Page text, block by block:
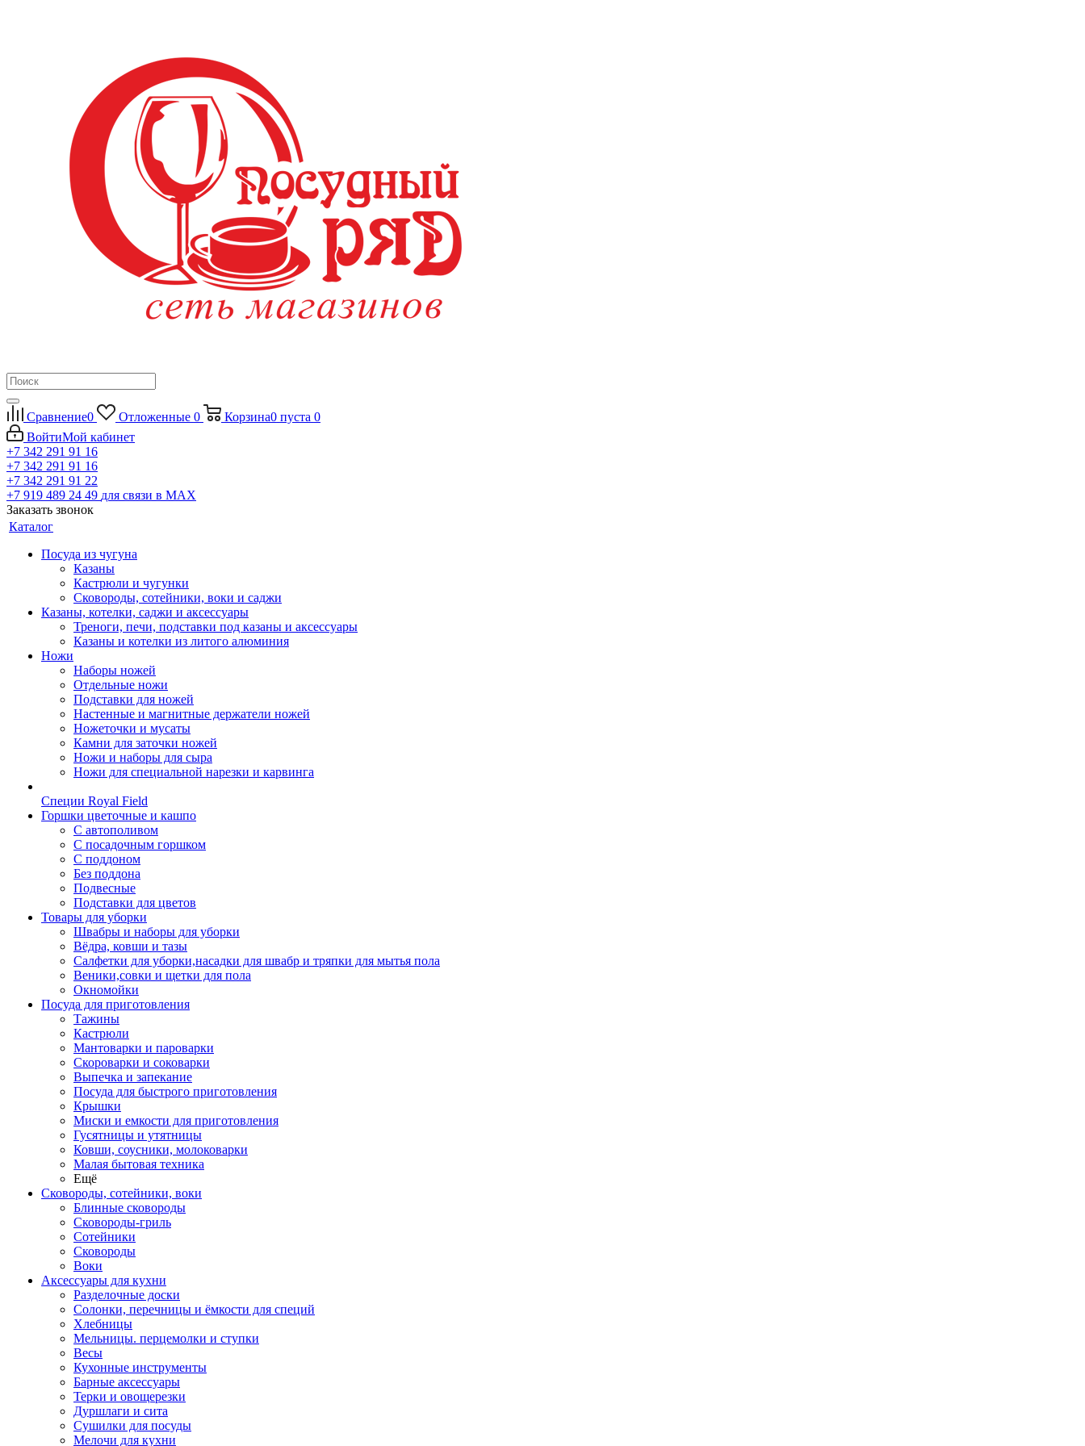
Сравнение0 Отложенные 0 Корзина0 пуста 0
ВойтиМой кабинет
+7 342 291 91 16
+7 342 291 91 16
+7 342 291 91 22
+7 919 489 24 49 для связи в МАХ
Заказать звонок
Каталог
Посуда из чугуна
Казаны
Кастрюли и чугунки
Сковороды, сотейники, воки и саджи
Казаны, котелки, саджи и аксессуары
Треноги, печи, подставки под казаны и аксессуары
Казаны и котелки из литого алюминия
Ножи
Наборы ножей
Отдельные ножи
Подставки для ножей
Настенные и магнитные держатели ножей
Ножеточки и мусаты
Камни для заточки ножей
Ножи и наборы для сыра
Ножи для специальной нарезки и карвинга
Специи Royal Field
Горшки цветочные и кашпо
С автополивом
С посадочным горшком
С поддоном
Без поддона
Подвесные
Подставки для цветов
Товары для уборки
Швабры и наборы для уборки
Вёдра, ковши и тазы
Салфетки для уборки,насадки для швабр и тряпки для мытья пола
Веники,совки и щетки для пола
Окномойки
Посуда для приготовления
Тажины
Кастрюли
Мантоварки и пароварки
Скороварки и соковарки
Выпечка и запекание
Посуда для быстрого приготовления
Крышки
Миски и емкости для приготовления
Гусятницы и утятницы
Ковши, соусники, молоковарки
Малая бытовая техника
Ещё
Сковороды, сотейники, воки
Блинные сковороды
Сковороды-гриль
Сотейники
Сковороды
Воки
Аксессуары для кухни
Разделочные доски
Солонки, перечницы и ёмкости для специй
Хлебницы
Мельницы. перцемолки и ступки
Весы
Кухонные инструменты
Барные аксессуары
Терки и овощерезки
Дуршлаги и сита
Сушилки для посуды
Мелочи для кухни